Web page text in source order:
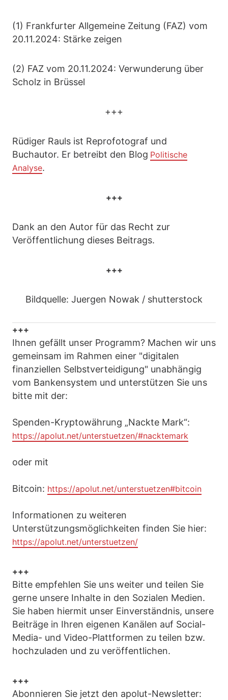
(1) Frankfurter Allgemeine Zeitung (FAZ) vom
20.11.2024: Stärke zeigen
(2) FAZ vom 20.11.2024: Verwunderung über
Scholz in Brüssel
+++
Rüdiger Rauls ist Reprofotograf und
Buchautor. Er betreibt den Blog Politische
Analyse.
+++
Dank an den Autor für das Recht zur
Veröffentlichung dieses Beitrags.
+++
Bildquelle: Juergen Nowak / shutterstock
+++
Ihnen gefällt unser Programm? Machen wir uns
gemeinsam im Rahmen einer "digitalen
finanziellen Selbstverteidigung" unabhängig
vom Bankensystem und unterstützen Sie uns
bitte mit der:
Spenden-Kryptowährung „Nackte Mark“:
https://apolut.net/unterstuetzen/#nacktemark
oder mit
Bitcoin: https://apolut.net/unterstuetzen#bitcoin
Informationen zu weiteren
Unterstützungsmöglichkeiten finden Sie hier:
https://apolut.net/unterstuetzen/
+++
Bitte empfehlen Sie uns weiter und teilen Sie
gerne unsere Inhalte in den Sozialen Medien.
Sie haben hiermit unser Einverständnis, unsere
Beiträge in Ihren eigenen Kanälen auf Social-
Media- und Video-Plattformen zu teilen bzw.
hochzuladen und zu veröffentlichen.
+++
Abonnieren Sie jetzt den apolut-Newsletter: